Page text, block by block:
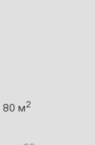
80 м2